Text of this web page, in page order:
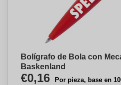
Bolígrafo de Bola con
Baskenland
€0,16 Por pieza, base en